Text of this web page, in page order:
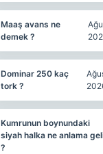
Maaş avans ne
demek ?
Dominar 250 kaç
tork ?
Kumrunun boynundaki
siyah halka ne anlama
?